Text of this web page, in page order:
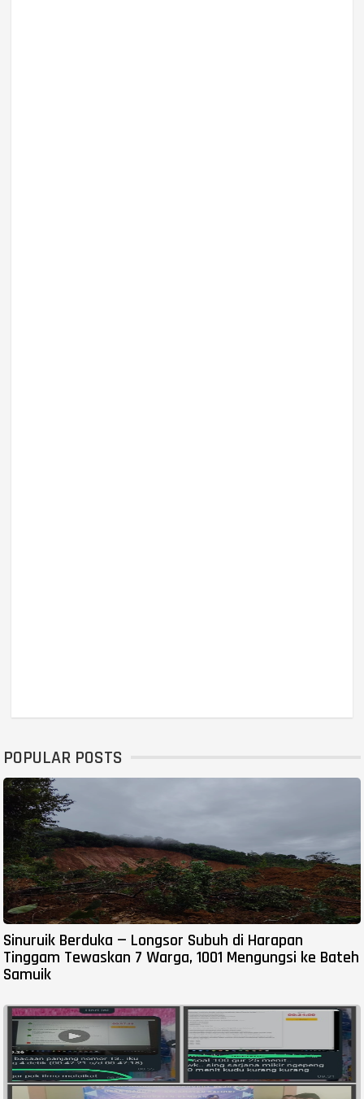
POPULAR POSTS
Sinuruik Berduka — Longsor Subuh di Harapan
Tinggam Tewaskan 7 Warga, 1001 Mengungsi ke Bateh
Samuik